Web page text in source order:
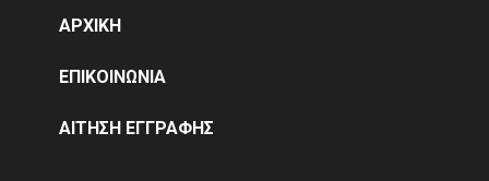
ΑΡΧΙΚΗ
ΕΠΙΚΟΙΝΩΝΙΑ
ΑΙΤΗΣΗ ΕΓΓΡΑΦΗΣ